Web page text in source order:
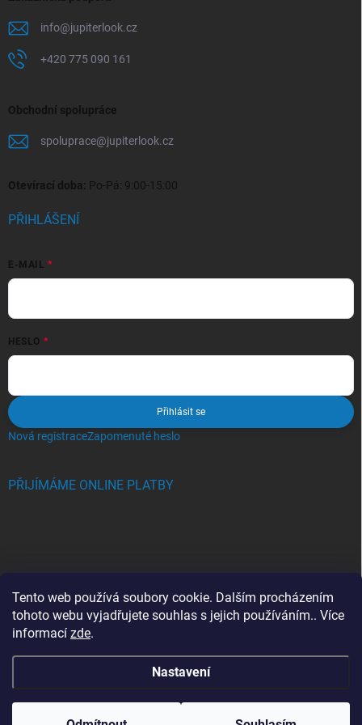
Tento web používá soubory cookie. Dalším procházením
tohoto webu vyjadřujete souhlas s jejich používáním.. Více
informací zde.
Nastavení
info@jupiterlook.cz
+420 775 090 161
Obchodní spolupráce
spoluprace@jupiterlook.cz
Otevírací doba: Po-Pá: 9:00-15:00
PŘIHLÁŠENÍ
E-MAIL
HESLO
Přihlásit se
Nová registraceZapomenuté heslo
PŘIJÍMÁME ONLINE PLATBY
BLOG
Crocs, proč se svět zamiloval do těchto bot a proč je MUSÍTE mít
také?
Copyright 2026Jupiterlook.cz . Všechna práva vyhrazena.